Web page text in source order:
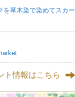
を草木染で染めてスカー
ト情報はこちら